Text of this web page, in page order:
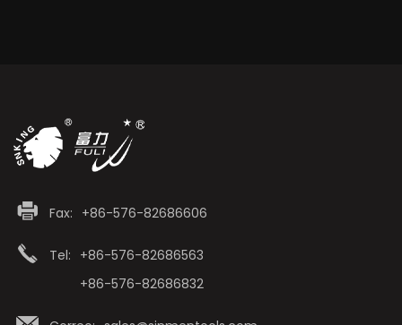
Fax: +86-576-82686606
Tel: +86-576-82686563
+86-576-82686832